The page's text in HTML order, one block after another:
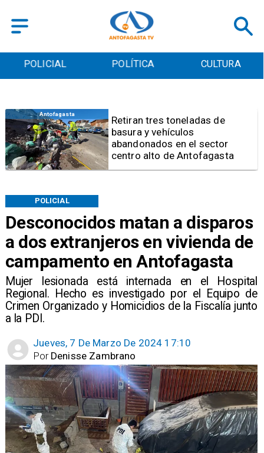
POLICIAL POLÍTICA CULTURA
Desconocidos matan a disparos
a dos extranjeros en vivienda de
campamento en Antofagasta
Mujer lesionada está internada en el Hospital
Regional. Hecho es investigado por el Equipo de
Crimen Organizado y Homicidios de la Fiscalía junto
a la PDI.
POLICIAL
Jueves, 7 De Marzo De 2024 17:10
Denisse Zambrano
Por
Salud
Bajo el estándar: Hospitales de
Antofagasta y Calama no
cumplen con indicadores de
gestión del Minsal